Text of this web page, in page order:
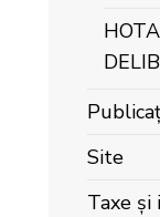
Site
Taxe și